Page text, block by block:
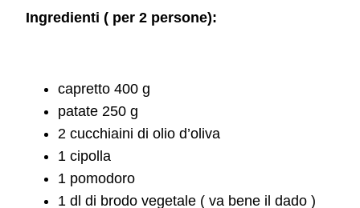
Ingredienti ( per 2 persone):
capretto 400 g
patate 250 g
2 cucchiaini di olio d’oliva
1 cipolla
1 pomodoro
1 dl di brodo vegetale ( va bene il dado )